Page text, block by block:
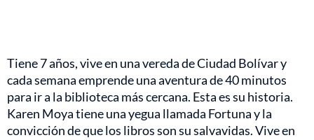
Tiene 7 años, vive en una vereda de Ciudad Bolívar y
cada semana emprende una aventura de 40 minutos
para ir a la biblioteca más cercana. Esta es su historia.
Karen Moya tiene una yegua llamada Fortuna y la
convicción de que los libros son su salvavidas. Vive en